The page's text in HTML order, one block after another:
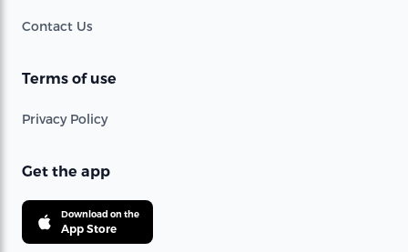
Contact Us
Terms of use
Privacy Policy
Get the app
Download on the
App Store